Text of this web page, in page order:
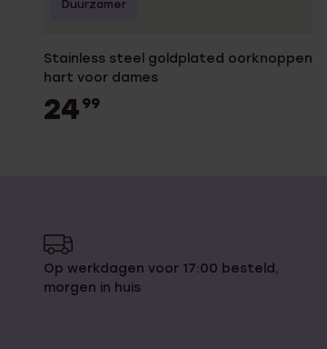
Stainless steel goldplated oorknoppen
hart voor dames
24 99
Duurzamer
Op werkdagen voor 17:00 besteld,
morgen in huis